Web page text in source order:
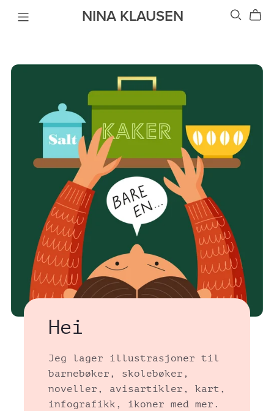
NINA KLAUSEN
Hei
Jeg lager illustrasjoner til
barnebøker, skolebøker,
noveller, avisartikler, kart,
infografikk, ikoner med mer.